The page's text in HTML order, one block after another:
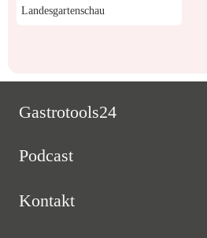
Landesgartenschau
Gastrotools24
Podcast
Kontakt